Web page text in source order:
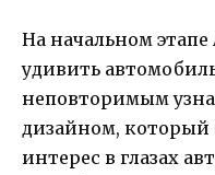
На начальном
удивить
неповторимым
дизайном, который
интерес в глазах